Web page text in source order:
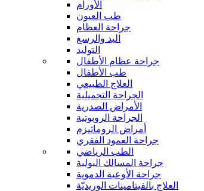
الأورام
طب العيون
جراحة العظام
اليد والرسغ
التوليد
جراحة عظام الأطفال
طب الأطفال
العلاج الطبيعي
الجراحة التجميلية
الأمراض الصدرية
الجراحة الروبوتية
أمراض الروماتيزم
جراحة العمود الفقري
الطب الرياضي
جراحة المسالك البولية
جراحة الأوعية الدموية
العلاج بالفيتامينات الوريديّة